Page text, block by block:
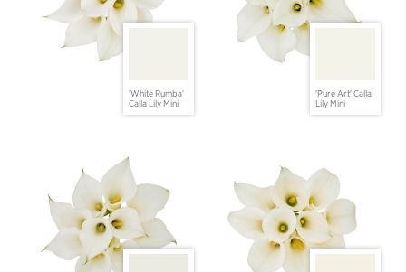
'White Rumba'
Calla Lily Mini
'Pure Art' Calla
Lily Mini